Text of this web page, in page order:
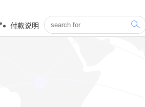
付款说明